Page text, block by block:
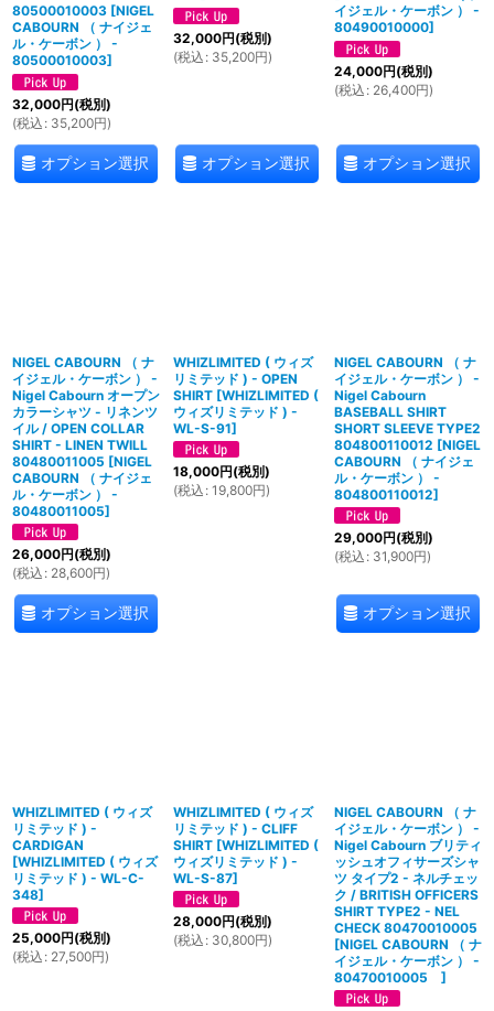
80500010003 [NIGEL
CABOURN （ ナイジェ
ル・ケーボン ） -
80500010003]
32,000円(税別)
(税込 : 35,200円)
オプション選択
32,000円(税別)
(税込 : 35,200円)
オプション選択
イジェル・ケーボン ） -
80490010000]
24,000円(税別)
(税込 : 26,400円)
オプション選択
NIGEL CABOURN （ ナ
イジェル・ケーボン ） -
Nigel Cabourn オープン
カラーシャツ - リネンツ
イル / OPEN COLLAR
SHIRT - LINEN TWILL
80480011005 [NIGEL
CABOURN （ ナイジェ
ル・ケーボン ） -
80480011005]
26,000円(税別)
(税込 : 28,600円)
オプション選択
WHIZLIMITED ( ウィズ
リミテッド ) - OPEN
SHIRT [WHIZLIMITED (
ウィズリミテッド ) -
WL-S-91]
18,000円(税別)
(税込 : 19,800円)
NIGEL CABOURN （ ナ
イジェル・ケーボン ） -
Nigel Cabourn
BASEBALL SHIRT
SHORT SLEEVE TYPE2
804800110012 [NIGEL
CABOURN （ ナイジェ
ル・ケーボン ） -
804800110012]
29,000円(税別)
(税込 : 31,900円)
オプション選択
WHIZLIMITED ( ウィズ
リミテッド ) -
CARDIGAN
[WHIZLIMITED ( ウィズ
リミテッド ) - WL-C-
348]
25,000円(税別)
(税込 : 27,500円)
WHIZLIMITED ( ウィズ
リミテッド ) - CLIFF
SHIRT [WHIZLIMITED (
ウィズリミテッド ) -
WL-S-87]
28,000円(税別)
(税込 : 30,800円)
NIGEL CABOURN （ ナ
イジェル・ケーボン ） -
Nigel Cabourn ブリティ
ッシュオフィサーズシャ
ツ タイプ2 - ネルチェッ
ク / BRITISH OFFICERS
SHIRT TYPE2 - NEL
CHECK 80470010005
[NIGEL CABOURN （ ナ
イジェル・ケーボン ） -
80470010005 ]